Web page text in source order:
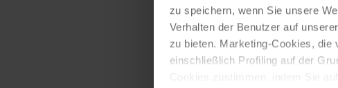
zu speichern, wenn Sie unsere
Verhalten der Benutzer auf
zu bieten. Marketing-Cookies, die
einschließlich Profiling auf der